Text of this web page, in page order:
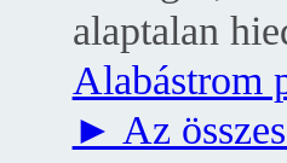
alaptalan
Alabástrom
► Az